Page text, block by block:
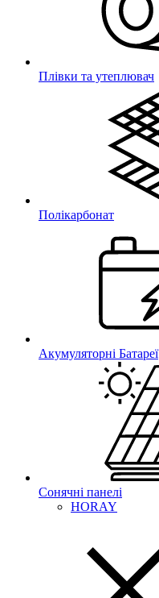
Плівки та утеплювач
Полікарбонат
Акумуляторні Батареї
Сонячні панелі
HORAY